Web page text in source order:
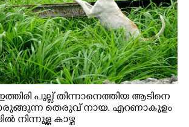
പുല്ല് തിന്നാനെത്തിയ ആടിനെ
തെരുവ് നായ. എറണാകുളം
നിന്നുള്ള കാഴ്ച